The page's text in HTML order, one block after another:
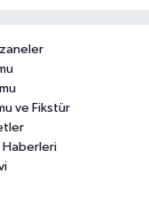
ve Fikstür
Haberleri